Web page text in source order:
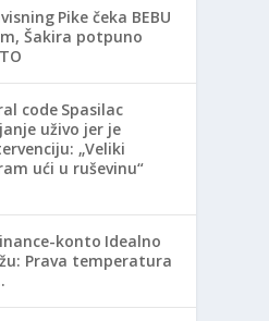
Pike čeka BEBU
Šakira potpuno
code Spasilac
uživo jer je
„Veliki
ući u ruševinu“
konto Idealno
Prava temperatura